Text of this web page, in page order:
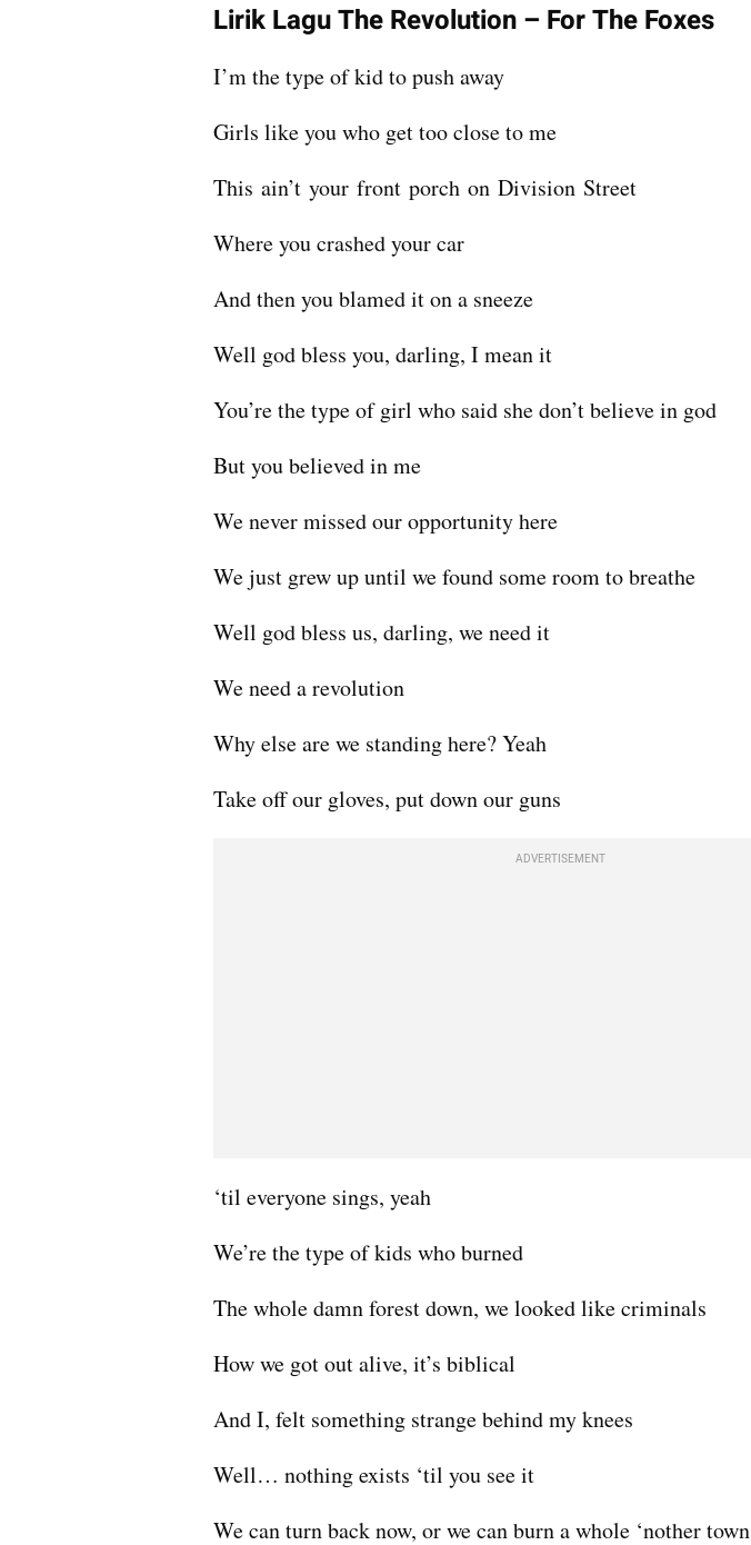
Lirik Lagu The Revolution – For The Foxes
I’m the type of kid to push away
Girls like you who get too close to me
This ain’t your front porch on Division Street
Where you crashed your car
And then you blamed it on a sneeze
Well god bless you, darling, I mean it
You’re the type of girl who said she don’t believe in god
But you believed in me
We never missed our opportunity here
We just grew up until we found some room to breathe
Well god bless us, darling, we need it
We need a revolution
Why else are we standing here? Yeah
Take off our gloves, put down our guns
ADVERTISEMENT
‘til everyone sings, yeah
We’re the type of kids who burned
The whole damn forest down, we looked like criminals
How we got out alive, it’s biblical
And I, felt something strange behind my knees
Well… nothing exists ‘til you see it
We can turn back now, or we can burn a whole ‘nother town